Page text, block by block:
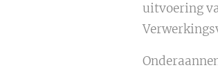
uitvoering